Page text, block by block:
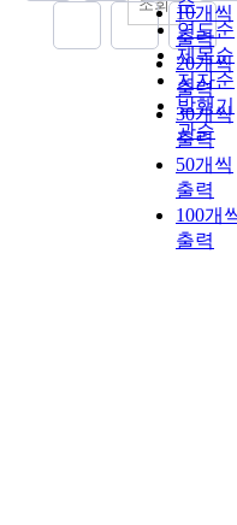
순
연도순
제목순
저자순
발행기
관순
10개씩
출력
20개씩
출력
30개씩
출력
50개씩
출력
100개
출력
조회